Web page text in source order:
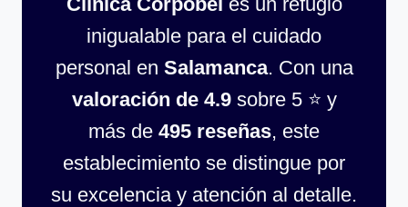
inigualable para el cuidado
personal en Salamanca. Con una
valoración de 4.9sobre 5 ⭐ y
más de 495 reseñas, este
establecimiento se distingue por
su excelencia y atención al detalle.